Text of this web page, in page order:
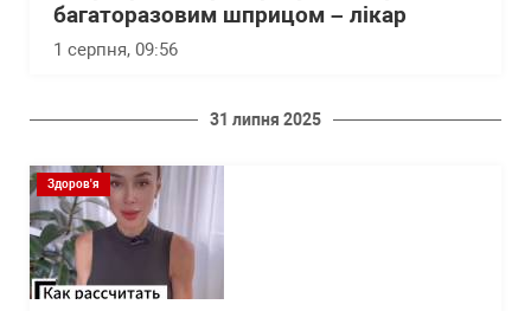
багаторазовим шприцом – лікар
1 серпня, 09:56
31 липня 2025
Здоров'я